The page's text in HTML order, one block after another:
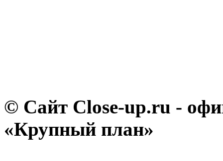
© Сайт Close-up.ru -
«Крупный план»